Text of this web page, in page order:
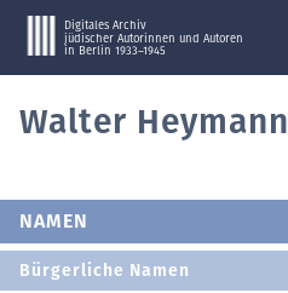
Digitales Archiv
jüdischer Autorinnen und Autoren
in Berlin 1933–1945
Walter Heymann
NAMEN
Bürgerliche Namen